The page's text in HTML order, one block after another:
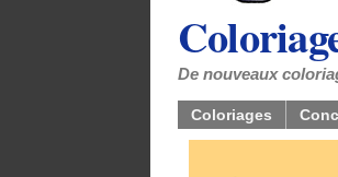
De nouveaux
Coloriages